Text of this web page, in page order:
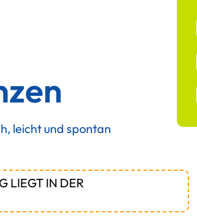
leicht und spontan
LIEGT IN DER